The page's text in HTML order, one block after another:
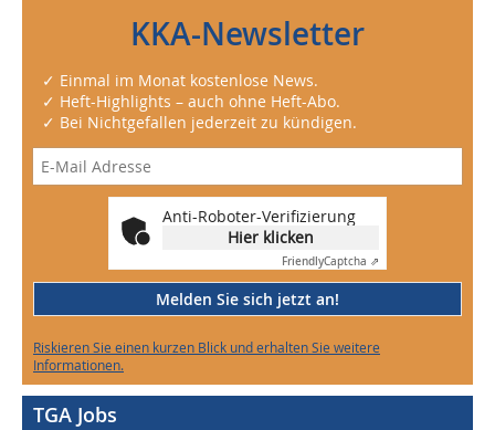
KKA-Newsletter
✓ Einmal im Monat kostenlose News.
✓ Heft-Highlights – auch ohne Heft-Abo.
✓ Bei Nichtgefallen jederzeit zu kündigen.
Anti-Roboter-Verifizierung
Hier klicken
FriendlyCaptcha ⇗
Melden Sie sich jetzt an!
Riskieren Sie einen kurzen Blick und erhalten Sie weitere
Informationen.
TGA Jobs